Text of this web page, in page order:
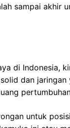
sampai akhir
di Indonesia,
dan jaringan
untuk